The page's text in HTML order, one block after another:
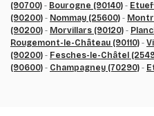
(90700) - Bourogne (90140) -
(90200) - Nommay (25600) -
(90200) - Morvillars (90120) -
Rougemont-le-Château (90110) -
(90200) - Fesches-le-Châtel
(90600) - Champagney (70290) -